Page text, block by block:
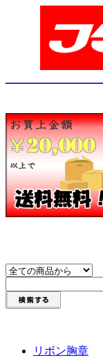
リボン胸章